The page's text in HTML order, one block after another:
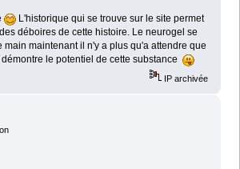
L'historique qui se trouve sur le site permet
déboires de cette histoire. Le neurogel se
main maintenant il n'y a plus qu'a attendre que
démontre le potentiel de cette substance
IP archivée